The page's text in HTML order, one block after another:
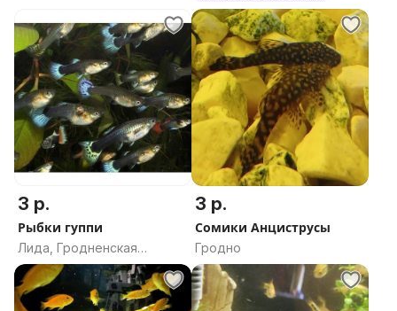
3 р.
Рыбки гуппи
Лида, Гродненская
область
3 р.
Сомики Анциструсы
Гродно